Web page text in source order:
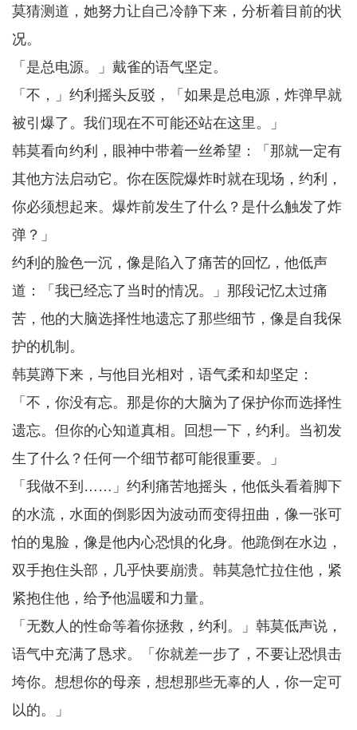
莫猜测道，她努力让自己冷静下来，分析着目前的状
况。
「是总电源。」戴雀的语气坚定。
「不，」约利摇头反驳，「如果是总电源，炸弹早就
被引爆了。我们现在不可能还站在这里。」
韩莫看向约利，眼神中带着一丝希望：「那就一定有
其他方法启动它。你在医院爆炸时就在现场，约利，
你必须想起来。爆炸前发生了什么？是什么触发了炸
弹？」
约利的脸色一沉，像是陷入了痛苦的回忆，他低声
道：「我已经忘了当时的情况。」那段记忆太过痛
苦，他的大脑选择性地遗忘了那些细节，像是自我保
护的机制。
韩莫蹲下来，与他目光相对，语气柔和却坚定：
「不，你没有忘。那是你的大脑为了保护你而选择性
遗忘。但你的心知道真相。回想一下，约利。当初发
生了什么？任何一个细节都可能很重要。」
「我做不到……」约利痛苦地摇头，他低头看着脚下
的水流，水面的倒影因为波动而变得扭曲，像一张可
怕的鬼脸，像是他内心恐惧的化身。他跪倒在水边，
双手抱住头部，几乎快要崩溃。韩莫急忙拉住他，紧
紧抱住他，给予他温暖和力量。
「无数人的性命等着你拯救，约利。」韩莫低声说，
语气中充满了恳求。「你就差一步了，不要让恐惧击
垮你。想想你的母亲，想想那些无辜的人，你一定可
以的。」